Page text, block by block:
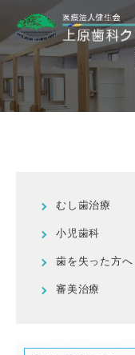
むし歯治療
小児歯科
歯を失った方へ
審美治療